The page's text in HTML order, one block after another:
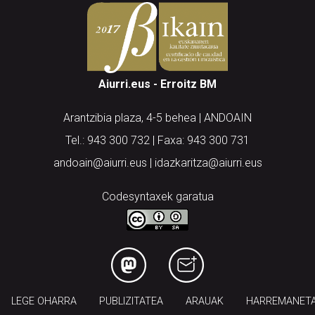
Aiurri.eus - Erroitz BM
Arantzibia plaza, 4-5 behea | ANDOAIN
Tel.: 943 300 732 | Faxa: 943 300 731
andoain@aiurri.eus | idazkaritza@aiurri.eus
Codesyntaxek garatua
LEGE OHARRA PUBLIZITATEA ARAUAK